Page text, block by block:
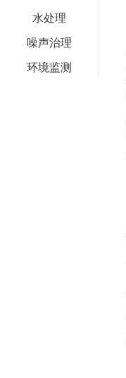
水处理
噪声治理
环境监测